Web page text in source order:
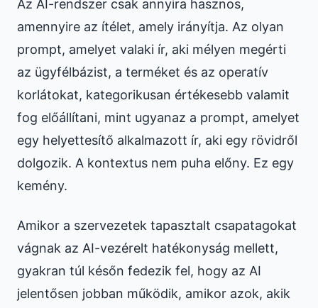
Az AI-rendszer csak annyira hasznos,
amennyire az ítélet, amely irányítja. Az olyan
prompt, amelyet valaki ír, aki mélyen megérti
az ügyfélbázist, a terméket és az operatív
korlátokat, kategorikusan értékesebb valamit
fog előállítani, mint ugyanaz a prompt, amelyet
egy helyettesítő alkalmazott ír, aki egy rövidről
dolgozik. A kontextus nem puha előny. Ez egy
kemény.
Amikor a szervezetek tapasztalt csapatagokat
vágnak az AI-vezérelt hatékonyság mellett,
gyakran túl későn fedezik fel, hogy az AI
jelentősen jobban működik, amikor azok, akik